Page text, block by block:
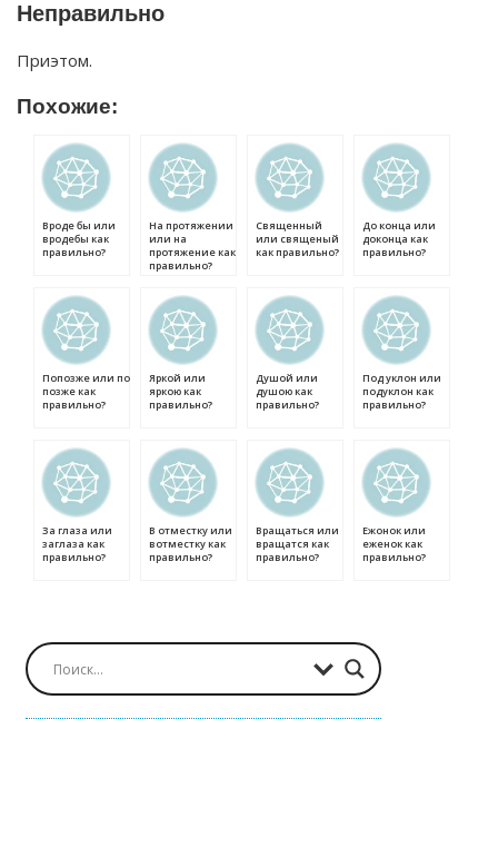
Неправильно
Приэтом.
Похожие:
Вроде бы или
вродебы как
правильно?
На протяжении
или на
протяжение как
правильно?
Священный
или священый
как правильно?
До конца или
доконца как
правильно?
Попозже или по
позже как
правильно?
Яркой или
яркою как
правильно?
Душой или
душою как
правильно?
Под уклон или
подуклон как
правильно?
За глаза или
заглаза как
правильно?
В отместку или
вотместку как
правильно?
Вращаться или
вращатся как
правильно?
Ежонок или
еженок как
правильно?